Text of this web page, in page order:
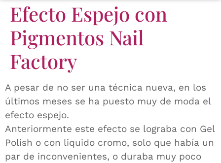
Efecto Espejo con
Pigmentos Nail
Factory
A pesar de no ser una técnica nueva, en los
últimos meses se ha puesto muy de moda el
efecto espejo.
Anteriormente este efecto se lograba con Gel
Polish o con liquido cromo, solo que había un
par de inconvenientes, o duraba muy poco